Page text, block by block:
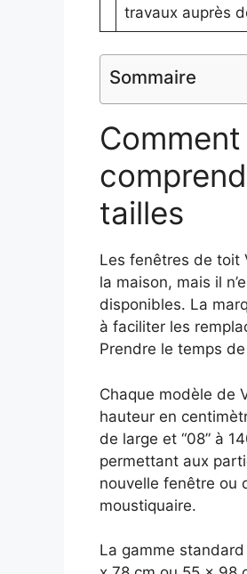
travaux auprès
Sommaire
tailles
Les fenêtres de toit
la maison, mais il
disponibles. La
à faciliter les
Prendre le temps
Chaque modèle de
hauteur en
de large et “08” à
permettant aux
nouvelle fenêtre ou
moustiquaire.
La gamme